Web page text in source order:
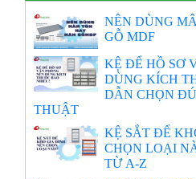
NÊN DÙNG
GỖ MDF
KỆ ĐỂ HỒ SƠ
DÙNG KÍCH
DẪN CHỌN
THUẬT
KỆ SẮT ĐỂ
CHỌN LOẠI
TỪ A-Z